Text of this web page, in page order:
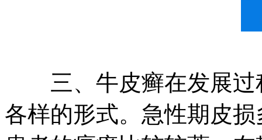
三、牛皮癣在发展过
各样的形式。急性期皮